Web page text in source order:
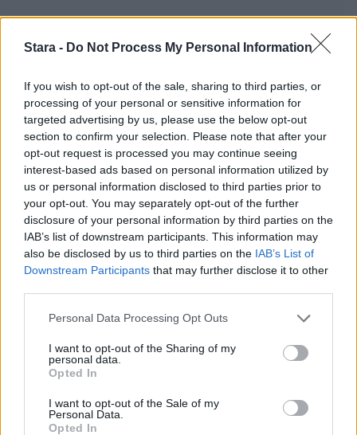
Stara - Do Not Process My Personal Information
If you wish to opt-out of the sale, sharing to third parties, or
processing of your personal or sensitive information for
targeted advertising by us, please use the below opt-out
section to confirm your selection. Please note that after your
opt-out request is processed you may continue seeing
interest-based ads based on personal information utilized by
us or personal information disclosed to third parties prior to
your opt-out. You may separately opt-out of the further
disclosure of your personal information by third parties on the
IAB’s list of downstream participants. This information may
also be disclosed by us to third parties on the IAB’s List of
Downstream Participants that may further disclose it to other
Personal Data Processing Opt Outs
I want to opt-out of the Sharing of my
personal data.
Opted In
I want to opt-out of the Sale of my
Personal Data.
Opted In